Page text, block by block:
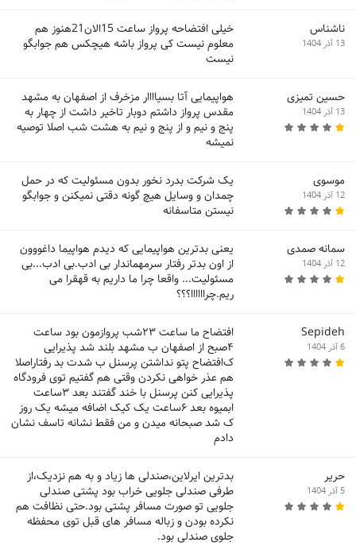
ناشناس
13 آذر 1404
خیلی افتضاحه پرواز ساعت 15الان21هنوز هم
معلوم نیست کی پرواز باشه هیچکس هم جوابگو
نیست
حسین تمیزی
13 آذر 1404
هواپیمایی آتا بسیاااار مزخرف از اصفهان به مشهد
مقدس پرواز داشتم دوبار تاخیر داشت از چهار به
پنج و نیم و از پنج و نیم به هشت شب اصلا توصیه
نمیشه
موسوی
12 آذر 1404
یک شرکت بدرد نخور بدون مسئولیت که در حمل
چمدان و وسایل هیچ گونه دقتی نمیکنن و جوابگو
نیستن متاسفانه
سمانه صمدی
12 آذر 1404
یعنی بدترین هواپیمایی که دیدم هواپیما داغووون
از اون بدتر رفتار سرمهماندار بی ادب.بی ادب...بی
مسئولیت... واقعا چرا ما داریم به قهقرا می
ریم.چراااااا؟؟؟
Sepideh
6 آذر 1404
افتضاح ما ساعت ۲۳شب پروازمون بود ساعت
۴صبح از اصفهان ب مشهد بلند شد پذیرایی
ک‌افتضاح پتو نداشتن پرسنل ب شدت بد رفتاراصلا
هم عذر خواهی نکردن وقتی هم گفتیم توی فرودگاه
پذیرایی کنن پرسنل با خند گفتند بعد ۳ساعت
ابمیوه بعد ۶ساعت یک کیک اضافه میشه یک روز
ک شد صبحانه میدن و من فقط نشانه تاسف نشان
دادم
حریر
5 آذر 1404
بدترین ایرلاین،صندلی ها زیاد و به هم نزدیک،از
طرفی صندلی جلویی خراب بود پشتی صندلی
جلویی تو صورت مسافر پشتی بود.حتی نظافت هم
نکرده بودن و زباله مسافر های قبل توی محفظه
جلوی صندلی بود.